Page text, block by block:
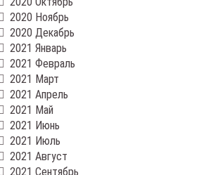
2020 Ноябрь
2020 Декабрь
2021 Январь
2021 Февраль
2021 Март
2021 Апрель
2021 Май
2021 Июнь
2021 Июль
2021 Август
2021 Сентябрь